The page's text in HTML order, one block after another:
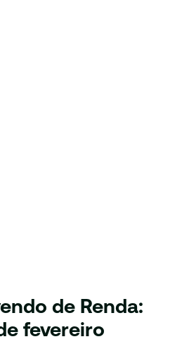
de Renda:
fevereiro